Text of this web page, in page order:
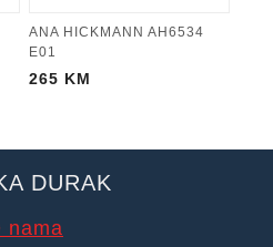
ANA HICKMANN AH6534
E01
265 KM
DURAK
nama